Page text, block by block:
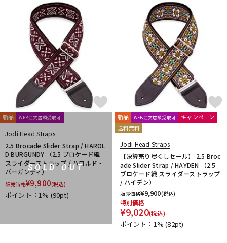
SOLD OUT
新品 WEB注文店頭受取可
Jodi Head Straps
2.5 Brocade Slider Strap / HAROL
D BURGUNDY （2.5 ブロケード織
スライダーストラップ / ハロルド・
バーガンディ）
販売価格¥9,900(税込)
ポイント：1% (90pt)
新品 WEB注文店頭受取可
キャンペーン
送料無料
Jodi Head Straps
【決算売り尽くしセール】 2.5 Broc
ade Slider Strap / HAYDEN （2.5
ブロケード織 スライダーストラップ
/ ハイデン）
販売価格¥9,900(税込)
特別価格
¥9,020(税込)
ポイント：1%(82pt)